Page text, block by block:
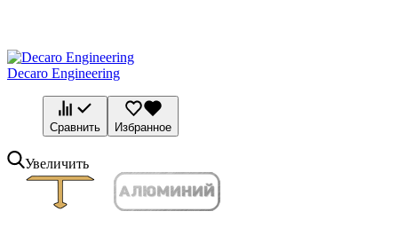
Decaro Engineering
Сравнить Избранное
Увеличить